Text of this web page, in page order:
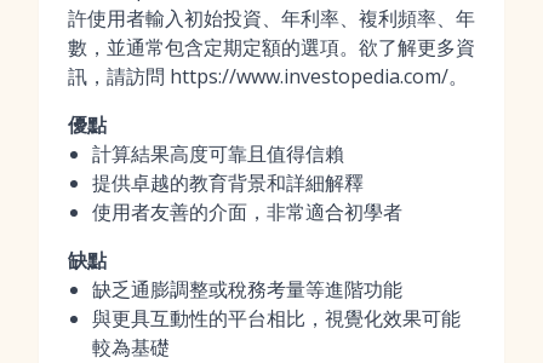
許使用者輸入初始投資、年利率、複利頻率、年
數，並通常包含定期定額的選項。欲了解更多資
訊，請訪問 https://www.investopedia.com/。
優點
計算結果高度可靠且值得信賴
提供卓越的教育背景和詳細解釋
使用者友善的介面，非常適合初學者
缺點
缺乏通膨調整或稅務考量等進階功能
與更具互動性的平台相比，視覺化效果可能
較為基礎